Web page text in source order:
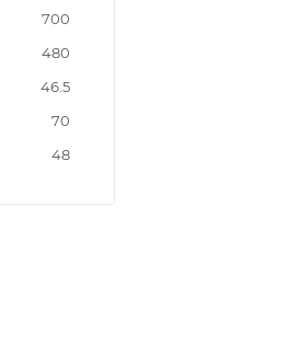
700
480
46.5
70
48